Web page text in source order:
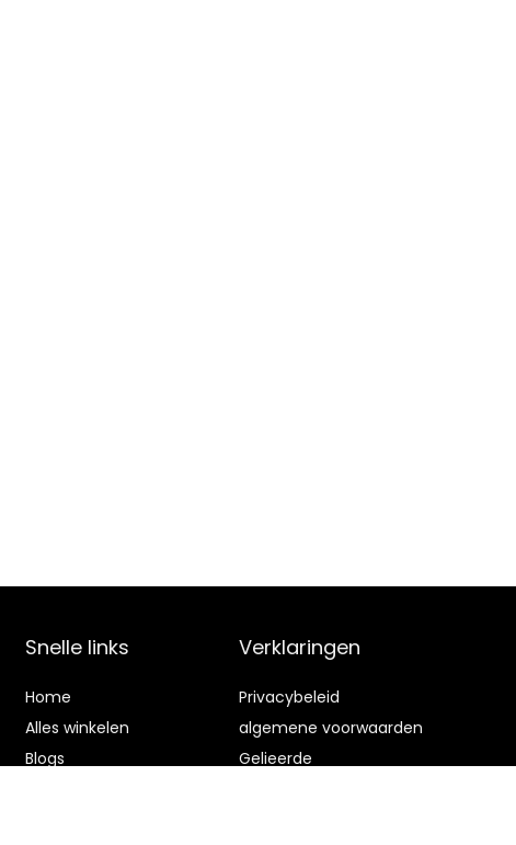
Snelle links
Home
Alles winkelen
Blogs
Verklaringen
Privacybeleid
algemene voorwaarden
Gelieerde